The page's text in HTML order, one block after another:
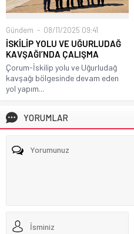
Gündem 08/11/2025 09:41
İSKİLİP YOLU VE UĞURLUDAĞ
KAVŞAĞI’NDA ÇALIŞMA
Çorum-İskilip yolu ve Uğurludağ
kavşağı bölgesinde devam eden
yol yapım...
YORUMLAR